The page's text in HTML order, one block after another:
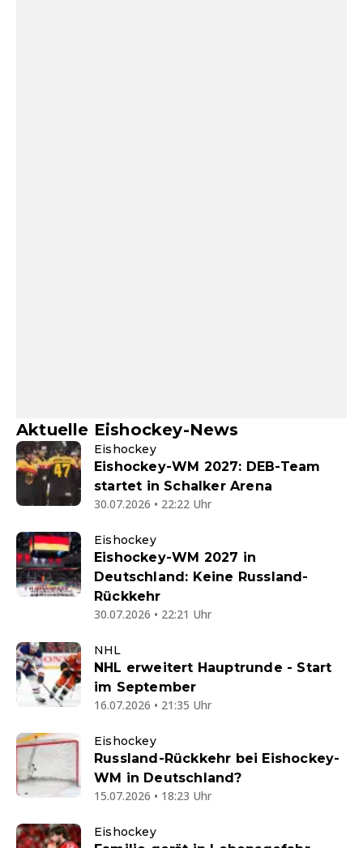
Aktuelle Eishockey-News
Eishockey
Eishockey-WM 2027: DEB-Team
startet in Schalker Arena
30.07.2026 • 22:22 Uhr
Eishockey
Eishockey-WM 2027 in
Deutschland: Keine Russland-
Rückkehr
30.07.2026 • 22:21 Uhr
NHL
NHL erweitert Hauptrunde - Start
im September
16.07.2026 • 21:35 Uhr
Eishockey
Russland-Rückkehr bei Eishockey-
WM in Deutschland?
15.07.2026 • 18:23 Uhr
Eishockey